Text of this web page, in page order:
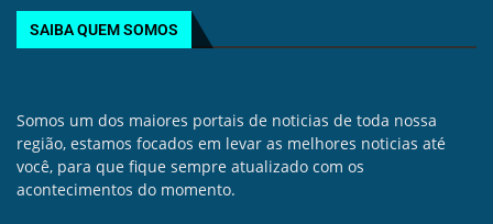
SAIBA QUEM SOMOS
Somos um dos maiores portais de noticias de toda nossa
região, estamos focados em levar as melhores noticias até
você, para que fique sempre atualizado com os
acontecimentos do momento.